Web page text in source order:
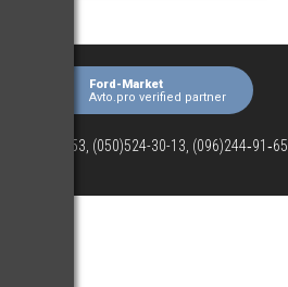
Ford-Market
Avto.pro verified partner
(073)063-03-53, (050)524-30-13, (096)244‑91‑65